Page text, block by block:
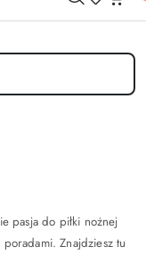
pasja do piłki nożnej
Znajdziesz tu